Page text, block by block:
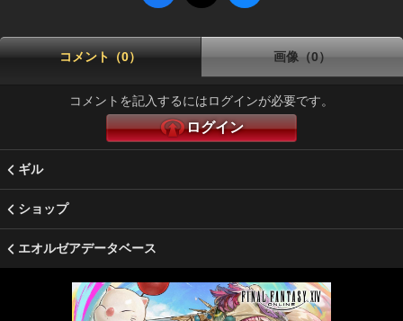
コメント（0） 画像（0）
コメントを記入するにはログインが必要です。
ログイン
ギル
ショップ
エオルゼアデータベース